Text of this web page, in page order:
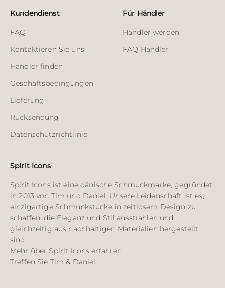
Kundendienst
FAQ
Kontaktieren Sie uns
Händler finden
Geschäftsbedingungen
Lieferung
Rücksendung
Datenschutzrichtlinie
Für Händler
Händler werden
FAQ Händler
Spirit Icons
Spirit Icons ist eine dänische Schmuckmarke, gegründet
in 2013 von Tim und Daniel. Unsere Leidenschaft ist es,
einzigartige Schmuckstücke in zeitlosem Design zu
schaffen, die Eleganz und Stil ausstrahlen und
gleichzeitig aus nachhaltigen Materialien hergestellt
sind.
Mehr über Spirit Icons erfahren
Treffen Sie Tim & Daniel